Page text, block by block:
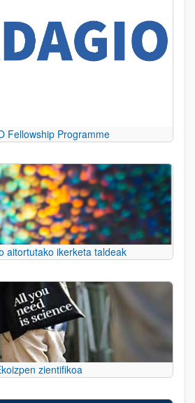
Fellowship Programme
aitortutako ikerketa taldeak
zientifikoa